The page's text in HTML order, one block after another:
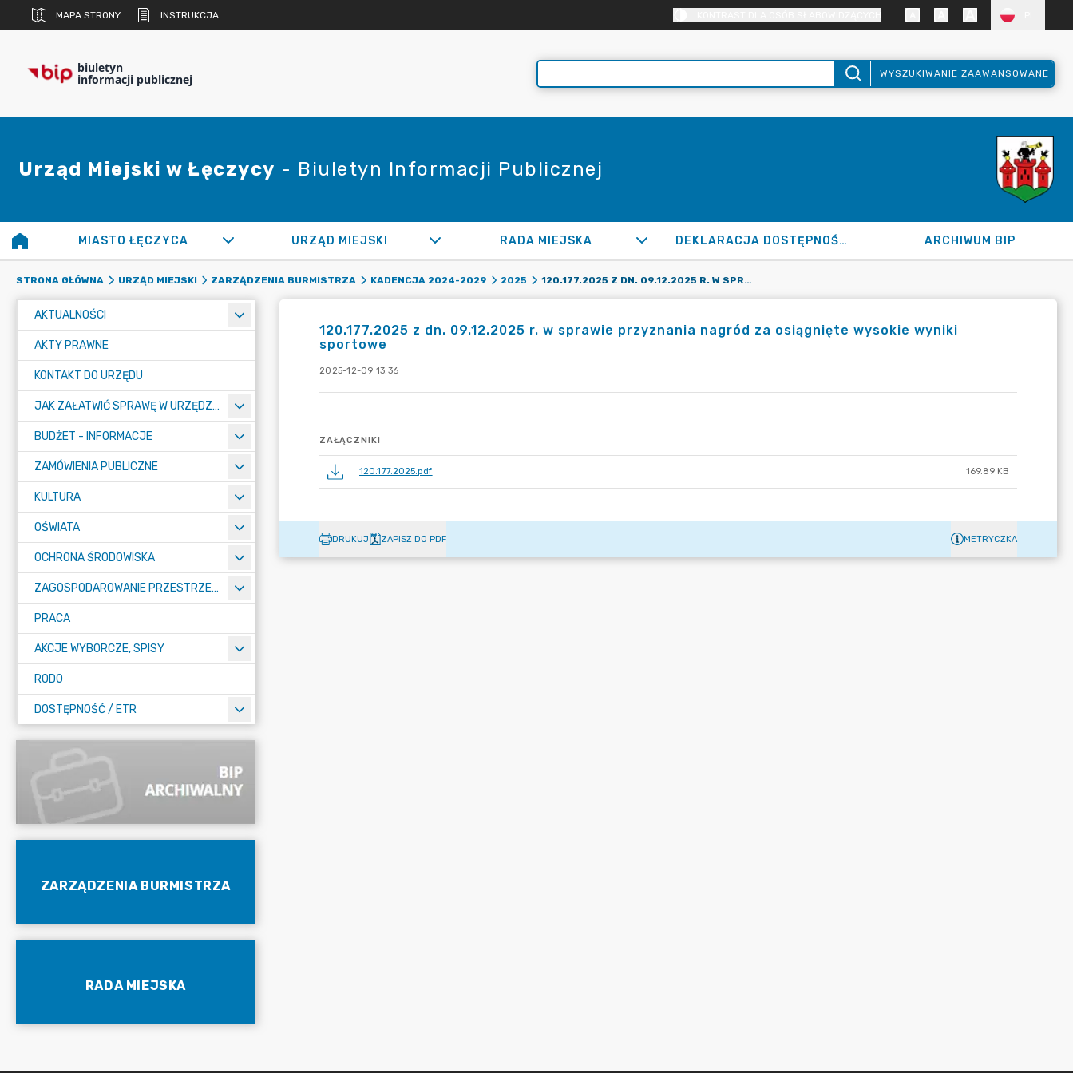
MAPA STRONY INSTRUKCJA
biuletyn
informacji publicznej WYSZUKIWANIE ZAAWANSOWANE
Urząd Miejski w Łęczycy - Biuletyn Informacji Publicznej
MIASTO ŁĘCZYCA URZĄD MIEJSKI RADA MIEJSKA DEKLARACJA DOSTĘPNOŚCI ARCHIWUM BIP
STRONA GŁÓWNA URZĄD MIEJSKI ZARZĄDZENIA BURMISTRZA KADENCJA 2024-2029 2025 120.177.2025 Z DN. 09.12.2025 R. W SPRAWIE PRZYZNANIA NAGRÓD ZA OSIĄGNIĘTE WYSOKIE WYNIKI SPORTOWE
AKTUALNOŚCI
AKTY PRAWNE
KONTAKT DO URZĘDU
JAK ZAŁATWIĆ SPRAWĘ W URZĘDZIE
BUDŻET - INFORMACJE
ZAMÓWIENIA PUBLICZNE
KULTURA
OŚWIATA
OCHRONA ŚRODOWISKA
ZAGOSPODAROWANIE PRZESTRZENNE
PRACA
AKCJE WYBORCZE, SPISY
RODO
DOSTĘPNOŚĆ / ETR
ZARZĄDZENIA BURMISTRZA
RADA MIEJSKA
120.177.2025 z dn. 09.12.2025 r. w sprawie przyznania nagród za osiągnięte wysokie wyniki
sportowe
2025-12-09 13:36
ZAŁĄCZNIKI
120.177.2025.pdf 169.89 KB
DRUKUJ ZAPISZ DO PDF METRYCZKA